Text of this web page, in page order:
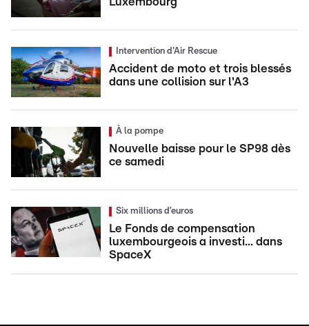
Intervention d'Air Rescue
Accident de moto et trois blessés
dans une collision sur l'A3
À la pompe
Nouvelle baisse pour le SP98 dès
ce samedi
Six millions d’euros
Le Fonds de compensation
luxembourgeois a investi... dans
SpaceX